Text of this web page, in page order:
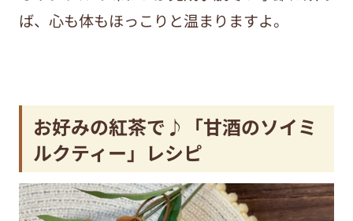
ば、心も体もほっこりと温まりますよ。
お好みの紅茶で♪「甘酒のソイミ
ルクティー」レシピ